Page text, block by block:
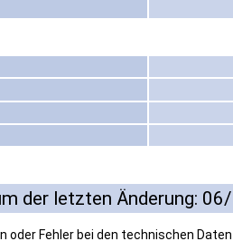
der letzten Änderung:
oder Fehler bei den technischen